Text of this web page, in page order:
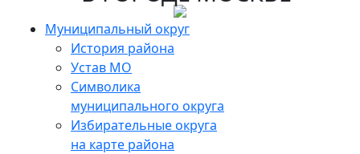
Муниципальный округ
История района
Устав МО
Символика
муниципального округа
Избирательные округа
на карте района